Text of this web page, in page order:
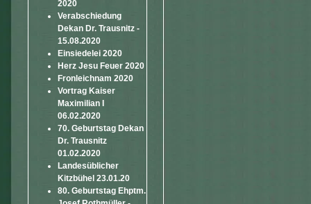
2020
Verabschiedung
Dekan Dr. Trausnitz -
15.08.2020
Einsiedelei 2020
Herz Jesu Feuer 2020
Fronleichnam 2020
Vortrag Kaiser
Maximilian I
06.02.2020
70. Geburtstag Dekan
Dr. Trausnitz
01.02.2020
Landesüblicher
Kitzbühel 23.01.20
80. Geburtstag Ehptm.